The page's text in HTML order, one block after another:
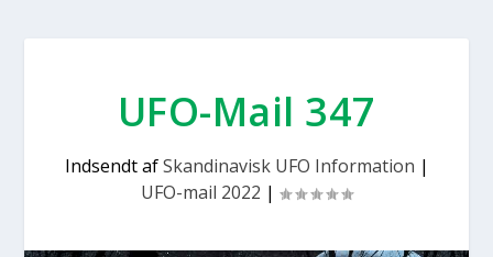
UFO-Mail 347
Indsendt afSkandinavisk UFO Information |
UFO-mail 2022 |